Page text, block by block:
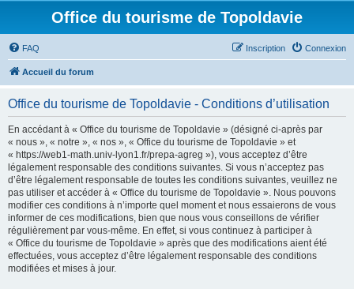
Office du tourisme de Topoldavie
FAQ Connexion
Inscription
Accueil du forum
Office du tourisme de Topoldavie - Conditions d’utilisation
En accédant à « Office du tourisme de Topoldavie » (désigné ci-après par
« nous », « notre », « nos », « Office du tourisme de Topoldavie » et
« https://web1-math.univ-lyon1.fr/prepa-agreg »), vous acceptez d’être
légalement responsable des conditions suivantes. Si vous n’acceptez pas
d’être légalement responsable de toutes les conditions suivantes, veuillez ne
pas utiliser et accéder à « Office du tourisme de Topoldavie ». Nous pouvons
modifier ces conditions à n’importe quel moment et nous essaierons de vous
informer de ces modifications, bien que nous vous conseillons de vérifier
régulièrement par vous-même. En effet, si vous continuez à participer à
« Office du tourisme de Topoldavie » après que des modifications aient été
effectuées, vous acceptez d’être légalement responsable des conditions
modifiées et mises à jour.